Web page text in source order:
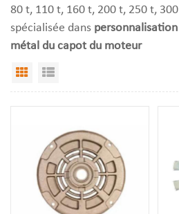
80 t, 110 t, 160 t, 200 t, 250 t,
spécialisée dans personnalisation
métal du capot du moteur
Grid View